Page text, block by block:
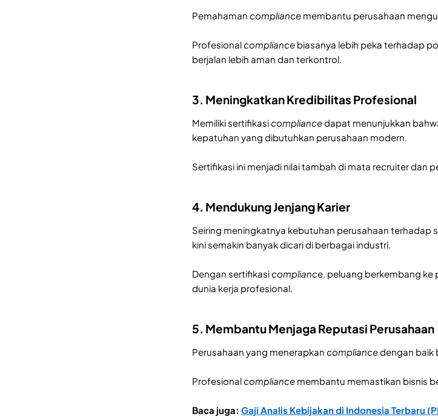
Pemahaman compliance membantu perusahaan
Profesionalcompliance biasanya lebih peka terhadap
berjalan lebih aman dan terkontrol.
3. Meningkatkan Kredibilitas Profesional
Memiliki sertifikasicompliancedapat menunjukkan
kepatuhan yang dibutuhkan perusahaan modern.
Sertifikasi ini menjadi nilai tambah di mata recruiter dan
4. Mendukung Jenjang Karier
Seiring meningkatnya kebutuhan perusahaan terhadap
kini semakin banyak dicari di berbagai industri.
Dengan sertifikasicompliance, peluang berkembang ke
dunia kerja profesional.
5. Membantu Menjaga Reputasi Perusahaan
Perusahaan yang menerapkan compliancedengan baik
Profesionalcompliance membantu memastikan bisnis
Baca juga: Gaji Analis Kebijakan di Indonesia Terbaru